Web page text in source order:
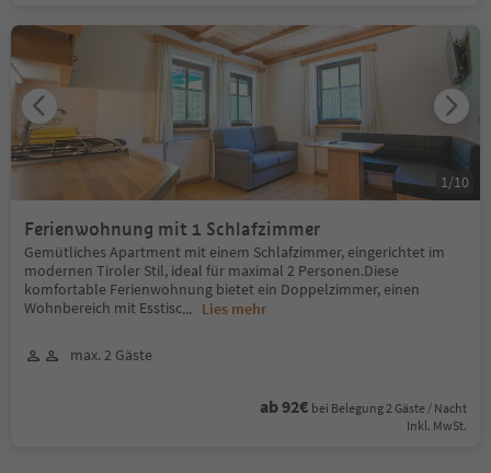
Ferienwohnung mit 1 Schlafzimmer
Gemütliches Apartment mit einem Schlafzimmer, eingerichtet im
modernen Tiroler Stil, ideal für maximal 2 Personen.Diese
komfortable Ferienwohnung bietet ein Doppelzimmer, einen
Wohnbereich mit Esstisc... Lies mehr
max. 2 Gäste
ab 92€ bei Belegung 2 Gäste / Nacht
Inkl. MwSt.
1/10